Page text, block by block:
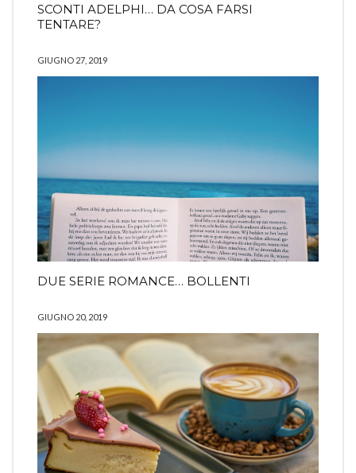
SCONTI ADELPHI… DA COSA FARSI
TENTARE?
GIUGNO 27, 2019
DUE SERIE ROMANCE… BOLLENTI
GIUGNO 20, 2019